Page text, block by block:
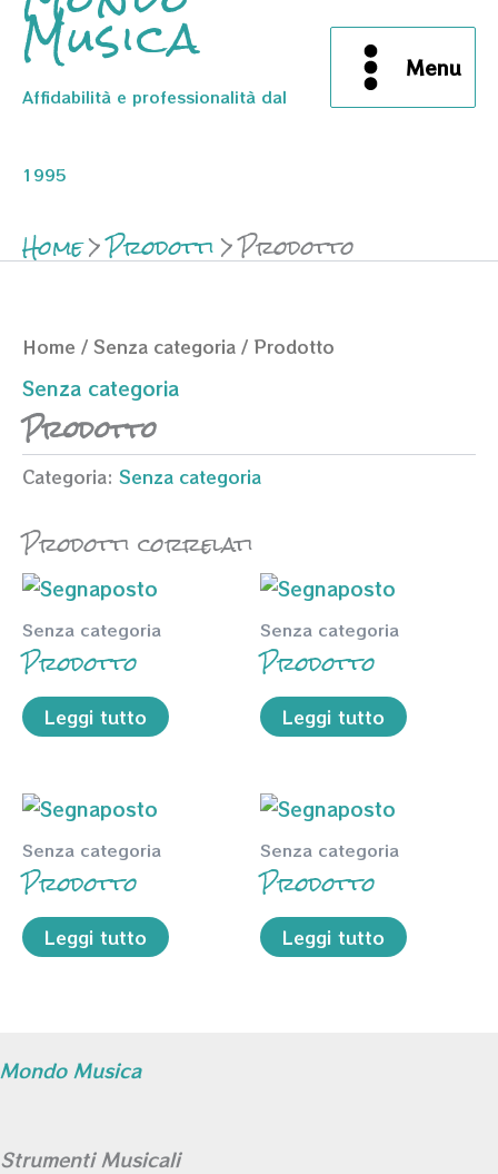
Musica
Affidabilità e professionalità dal
1995
Menu
Home Prodotti Prodotto
Home / Senza categoria / Prodotto
Senza categoria
Prodotto
Categoria: Senza categoria
Prodotti correlati
Senza categoria
Prodotto
Leggi tutto
Senza categoria
Prodotto
Leggi tutto
Senza categoria
Prodotto
Leggi tutto
Senza categoria
Prodotto
Leggi tutto
Mondo Musica
Strumenti Musicali